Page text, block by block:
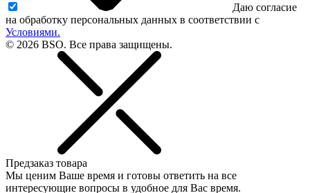
Даю согласие
на обработку персональных данных в соответствии с
Условиями.
© 2026 BSO. Все права защищены.
Предзаказ товара
Мы ценим Ваше время и готовы ответить на все
интересующие вопросы в удобное для Вас время.